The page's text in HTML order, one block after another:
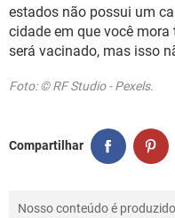
estados não possui um
cidade em que você
será vacinado, mas isso
Foto: © RF Studio - Pexels.
Compartilhar
Nosso conteúdo é